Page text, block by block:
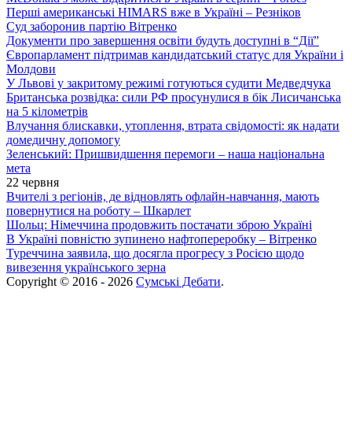
Перші американські HIMARS вже в Україні – Резніков
Суд заборонив партію Вітренко
Документи про завершення освіти будуть доступні в “Дії”
Європарламент підтримав кандидатський статус для України і
Молдови
У Львові у закритому режимі готуються судити Медведчука
Британська розвідка: сили РФ просунулися в бік Лисичанська
на 5 кілометрів
Влучання блискавки, утоплення, втрата свідомості: як надати
домедичну допомогу
Зеленський: Пришвидшення перемоги – наша національна
мета
22 червня
Вчителі з регіонів, де відновлять офлайн-навчання, мають
повернутися на роботу – Шкарлет
Шольц: Німеччина продовжить постачати зброю Україні
В Україні повністю зупинено нафтопереробку – Вітренко
Туреччина заявила, що досягла прогресу з Росією щодо
вивезення українського зерна
Copyright © 2016 - 2026 Сумські Дебати.